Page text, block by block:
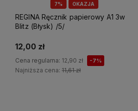
7% OKAZJA
REGINA Ręcznik papierowy A1 3w
Blitz (Błysk) /5/
12,00 zł
Cena regularna: 12,90 zł -7%
Najniższa cena:11,61 zł